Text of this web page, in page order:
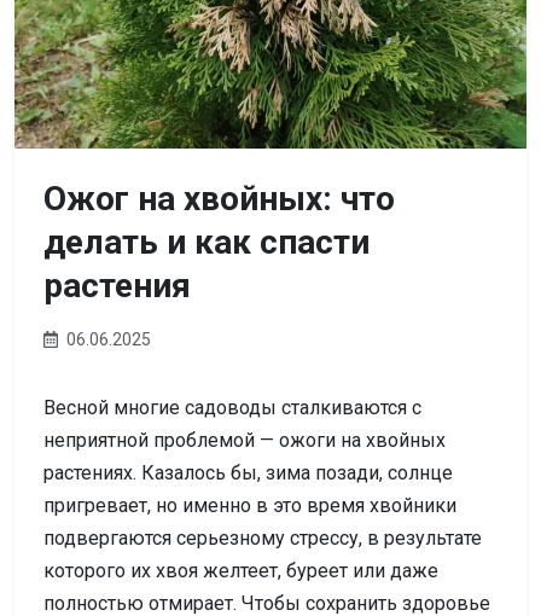
Ожог на хвойных: что
делать и как спасти
растения
06.06.2025
Весной многие садоводы сталкиваются с
неприятной проблемой — ожоги на хвойных
растениях. Казалось бы, зима позади, солнце
пригревает, но именно в это время хвойники
подвергаются серьезному стрессу, в результате
которого их хвоя желтеет, буреет или даже
полностью отмирает. Чтобы сохранить здоровье